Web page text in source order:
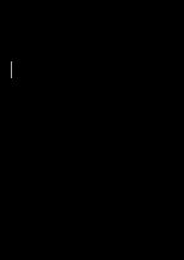
｜